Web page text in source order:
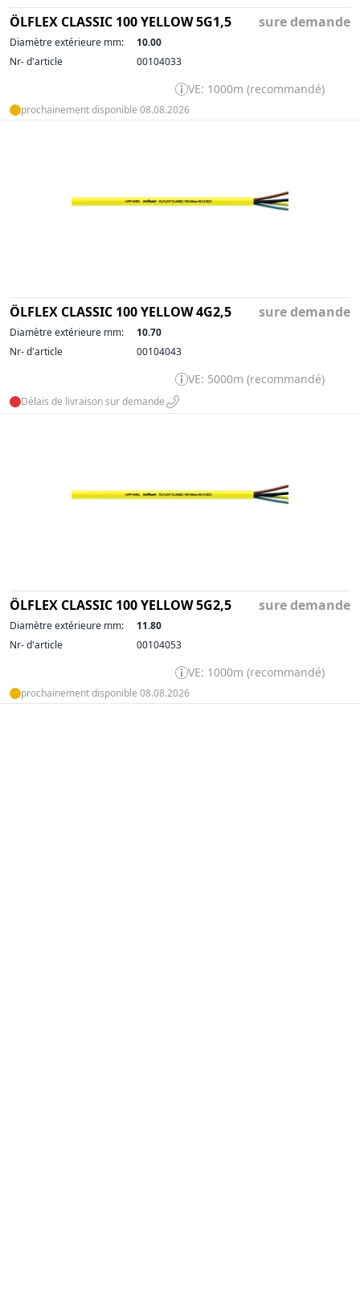
ÖLFLEX CLASSIC 100 YELLOW 5G1,5 sure demande
Diamètre extérieure mm:
10.00
Nr- d'article
00104033
VE: 1000m (recommandé)
prochainement disponible 08.08.2026
ÖLFLEX CLASSIC 100 YELLOW 4G2,5 sure demande
Diamètre extérieure mm:
10.70
Nr- d'article
00104043
VE: 5000m (recommandé)
Délais de livraison sur demande
ÖLFLEX CLASSIC 100 YELLOW 5G2,5 sure demande
Diamètre extérieure mm:
11.80
Nr- d'article
00104053
VE: 1000m (recommandé)
prochainement disponible 08.08.2026